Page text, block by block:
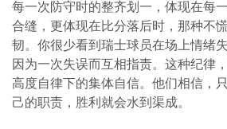
每一次防守时的整齐划一，体现在每
合缝，更体现在比分落后时，那种不
韧。你很少看到瑞士球员在场上情绪
因为一次失误而互相指责。这种纪律
高度自律下的集体自信。他们相信，
己的职责，胜利就会水到渠成。